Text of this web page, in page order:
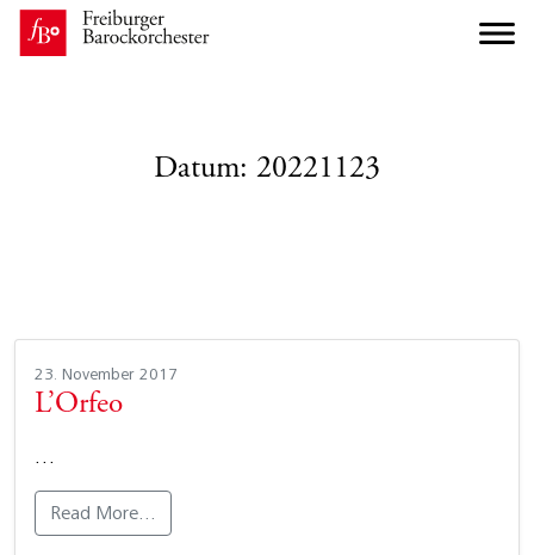
Datum: 20221123
23. November 2017
L’Orfeo
…
Read More…